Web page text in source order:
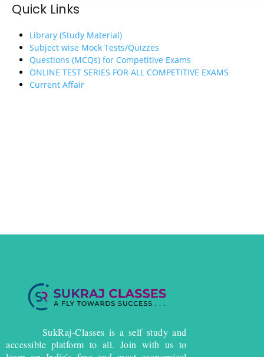
Quick Links
Library (Study Material)
Subject wise Mock Tests/Quizzes
Questions (MCQs) for Competitive Exams
ONLINE TEST SERIES FOR ALL COMPETITIVE EXAMS
Current Affair
SukRaj-Classes is a self study and
accessible platform to all. Join with us to